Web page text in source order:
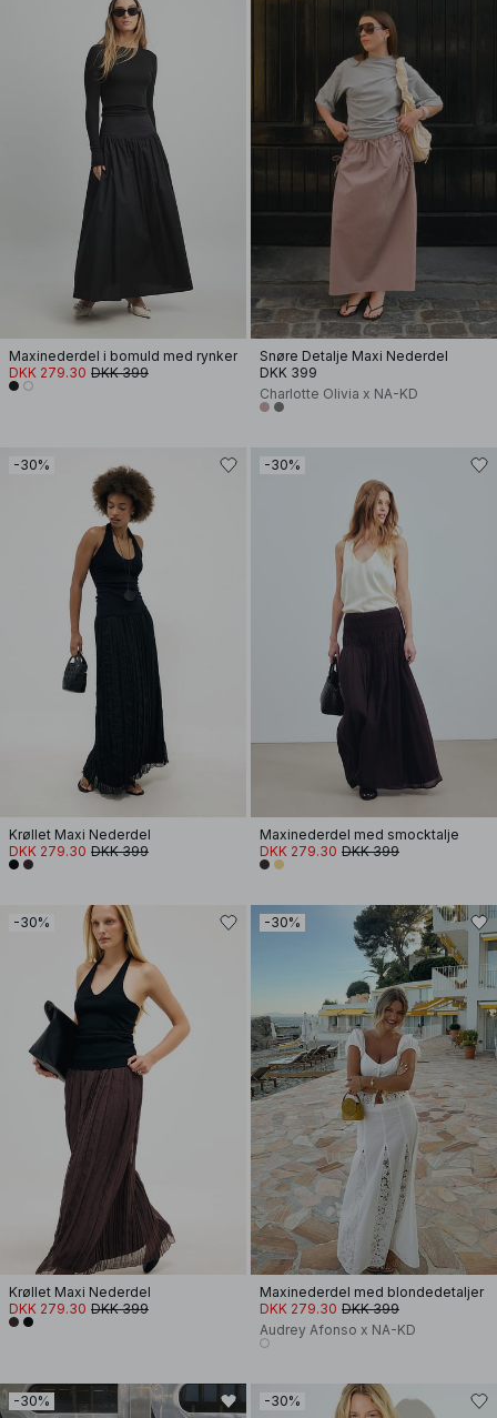
Maxinederdel i bomuld med rynker
DKK 279.30 DKK 399
Snøre Detalje Maxi Nederdel
DKK 399
Charlotte Olivia x NA-KD
-30%
Krøllet Maxi Nederdel
DKK 279.30 DKK 399
-30%
Maxinederdel med smocktalje
DKK 279.30 DKK 399
-30%
Krøllet Maxi Nederdel
DKK 279.30 DKK 399
-30%
Maxinederdel med blondedetaljer
DKK 279.30 DKK 399
Audrey Afonso x NA-KD
-30% -30%